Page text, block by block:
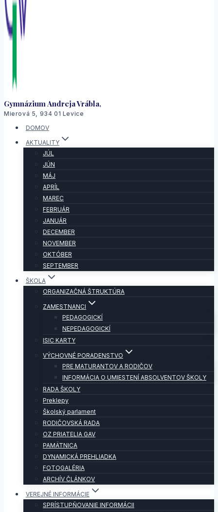
Gymnázium Andreja Vrábla,
Mierová 5, 934 01 Levice
DOMOV
AKTUALITY
JÚL
JÚN
MÁJ
APRÍL
MAREC
FEBRUÁR
JANUÁR
DECEMBER
NOVEMBER
OKTÓBER
SEPTEMBER
ŠKOLA
ORGANIZAČNÁ ŠTRUKTÚRA
ZAMESTNANCI
PEDAGOGICKÍ
NEPEDAGOGICKÍ
ISIC KARTY
VÝCHOVNÉ PORADENSTVO
PRE MATURANTOV A RODIČOV
INFORMÁCIA O UMIESTENÍ ABSOLVENTOV ŠKOLY
RADA ŠKOLY
Preklepy
Školský parlament
RODIČOVSKÁ RADA
OZ PRIATELIA GAV
PAMÄTNICA
DYNAMICKÁ PREHLIADKA
FOTOGALÉRIA
ARCHÍV ČLÁNKOV
VEREJNÉ INFORMÁCIE
SPRÍSTUPŇOVANIE INFORMÁCII